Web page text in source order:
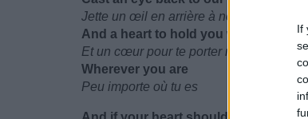
If
Jette un œil en arrière à notre vieille ville
And a heart to hold you won't be far
Et un cœur pour te porter ne sera pas
Wherever you are
Peu importe où tu es